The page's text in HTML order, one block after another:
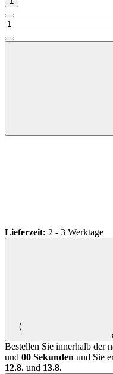
Lieferzeit: 2 - 3 Werktage
(
Bestellen Sie innerhalb der
und 00 Sekunden und Sie
12.8. und 13.8.